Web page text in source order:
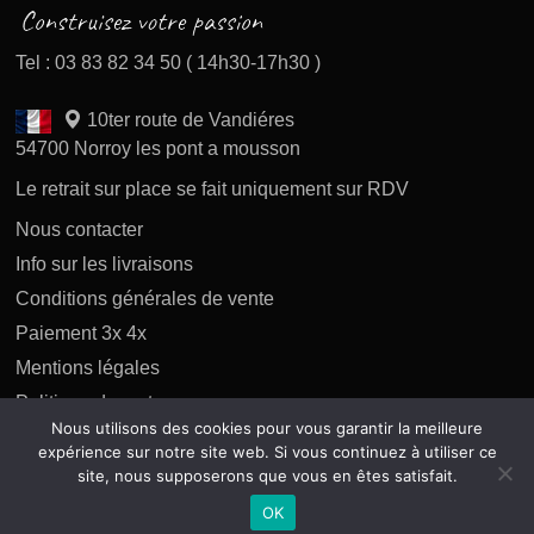
Tel : 03 83 82 34 50 ( 14h30-17h30 )
10ter route de Vandiéres
54700 Norroy les pont a mousson
Le retrait sur place se fait uniquement sur RDV
Nous contacter
Info sur les livraisons
Conditions générales de vente
Paiement 3x 4x
Mentions légales
Politique des retours
Politique de confidentialité
Copyright 2026 tous droits réservés AP Difusion
Nous utilisons des cookies pour vous garantir la meilleure
expérience sur notre site web. Si vous continuez à utiliser ce
site, nous supposerons que vous en êtes satisfait.
OK